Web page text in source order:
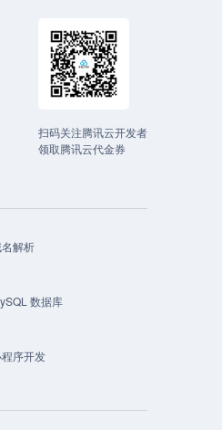
扫码关注腾讯云开发者
领取腾讯云代金券
解析
数据库
序开发